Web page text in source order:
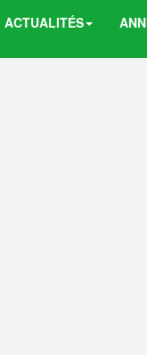
ACTUALITÉS